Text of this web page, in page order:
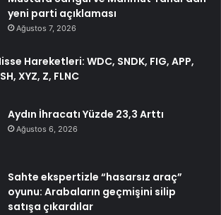
yeni parti açıklaması
Ağustos 7, 2026
Hareketleri: WDC, SNDK, FIG, APP,
XYZ, Z, FLNC
Aydın İhracatı Yüzde 23,3 Arttı
Ağustos 6, 2026
Sahte ekspertizle “hasarsız araç”
oyunu: Arabaların geçmişini silip
satışa çıkardılar